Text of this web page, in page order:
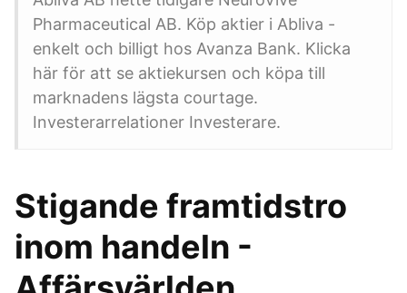
Pharmaceutical AB. Köp aktier i Abliva -
enkelt och billigt hos Avanza Bank. Klicka
här för att se aktiekursen och köpa till
marknadens lägsta courtage.
Investerarrelationer Investerare.
Stigande framtidstro
inom handeln -